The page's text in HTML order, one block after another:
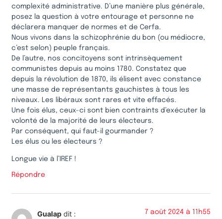
complexité administrative. D’une manière plus générale,
posez la question à votre entourage et personne ne
déclarera manquer de normes et de Cerfa.
Nous vivons dans la schizophrénie du bon (ou médiocre,
c’est selon) peuple français.
De l’autre, nos concitoyens sont intrinsèquement
communistes depuis au moins 1780. Constatez que
depuis la révolution de 1870, ils élisent avec constance
une masse de représentants gauchistes à tous les
niveaux. Les libéraux sont rares et vite effacés.
Une fois élus, ceux-ci sont bien contraints d’exécuter la
volonté de la majorité de leurs électeurs.
Par conséquent, qui faut-il gourmander ?
Les élus ou les électeurs ?
Longue vie à l’IREF !
Répondre
Gualap dit : 7 août 2024 à 11h55